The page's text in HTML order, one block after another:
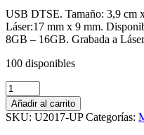
USB DTSE. Tamaño: 3,9 cm
Láser:17 mm x 9 mm.
8GB – 16GB. Grabada a
100 disponibles
U2017-
UP
Usb
Tipo
Añadir al carrito
SKU: U2017-UP Categorías: